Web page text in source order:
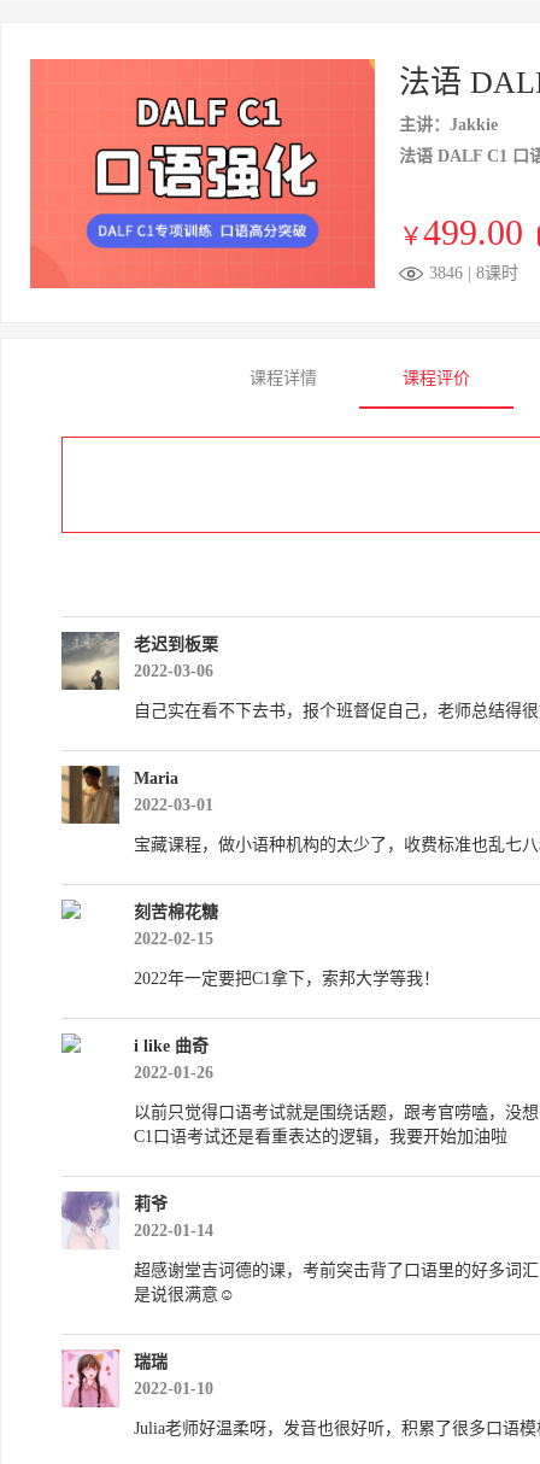
法语
主讲：Jakkie
法语 DALF C1 口
￥499.00
3846 | 8课时
课程详情 课程评价
老迟到板栗
2022-03-06
自己实在看不下去书，报个班督促自己，老师总结得
Maria
2022-03-01
宝藏课程，做小语种机构的太少了，收费标准也乱七
刻苦棉花糖
2022-02-15
2022年一定要把C1拿下，索邦大学等我！
i like 曲奇
2022-01-26
以前只觉得口语考试就是围绕话题，跟考官唠嗑，没
C1口语考试还是看重表达的逻辑，我要开始加油啦
莉爷
2022-01-14
超感谢堂吉诃德的课，考前突击背了口语里的好多词
是说很满意☺️
瑞瑞
2022-01-10
Julia老师好温柔呀，发音也很好听，积累了很多口语